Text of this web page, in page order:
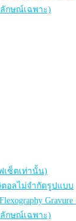
ลักษณ์เฉพาะ)
เซ็ตเท่านั้น)
ตอลไม่จำกัดรูปแบบ
Gravure
ลักษณ์เฉพาะ)